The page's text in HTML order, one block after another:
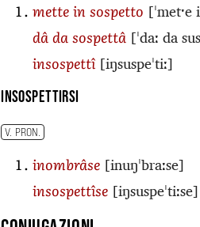
mette in sospetto [ˈmetˑe
dâ da sospettâ [ˈdaː da
insospettî [iŋsuspeˈtiː]
insospettirsi
V. PRON.
inombrâse [inuŋˈbraːse]
insospettîse [iŋsuspeˈtiːse]